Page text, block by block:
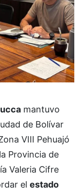
mantuvo
de Bolívar
VIII Pehuajó
Provincia de
Valeria Cifre
el estado